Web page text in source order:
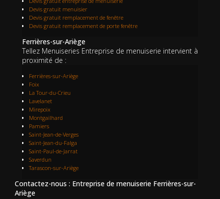
Devis gratuit menuisier
Devis gratuit remplacement de fenêtre
Devis gratuit remplacement de porte fenêtre
Ferrières-sur-Ariège
Tellez Menuiseries Entreprise de menuiserie intervient à
proximité de :
Ferrières-sur-Ariège
Foix
La Tour-du-Crieu
Lavelanet
Mirepoix
Montgailhard
Pamiers
Saint-Jean-de-Verges
Saint-Jean-du-Falga
Saint-Paul-de-Jarrat
Saverdun
Tarascon-sur-Ariège
Contactez-nous : Entreprise de menuiserie Ferrières-sur-
Ariège